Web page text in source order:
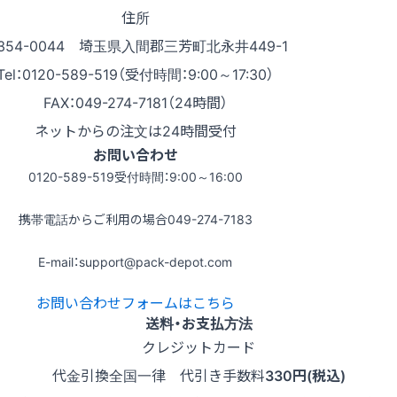
住所
0044 埼玉県入間郡三芳町北永井449-1
：0120-589-519（受付時間：9:00～17:30）
FAX：049-274-7181（24時間）
ネットからの注文は24時間受付
お問い合わせ
0120-589-519受付時間：9:00～16:00
携帯電話からご利用の場合049-274-7183
E-mail：support@pack-depot.com
お問い合わせフォームはこちら
送料・お支払方法
クレジットカード
代金引換全国一律 代引き手数料330円(税込)